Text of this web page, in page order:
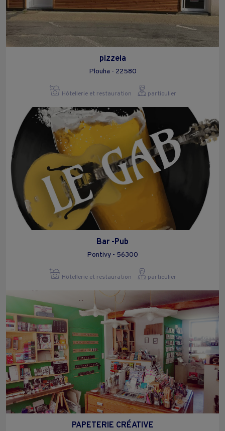
pizzeia
Plouha - 22580
Hôtellerie et restauration particulier
Bar -Pub
Pontivy - 56300
Hôtellerie et restauration particulier
PAPETERIE CRÉATIVE